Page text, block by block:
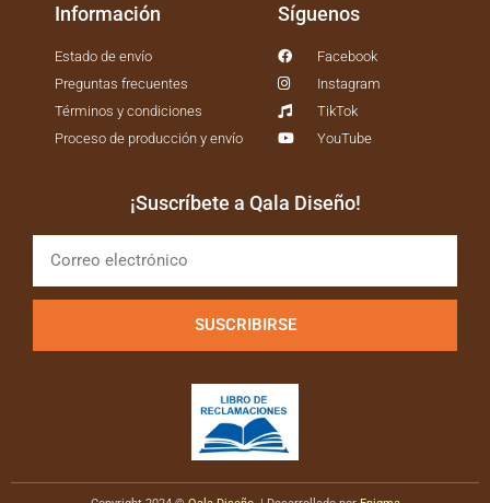
Información
Estado de envío
Preguntas frecuentes
Términos y condiciones
Proceso de producción y envío
Síguenos
Facebook
Instagram
TikTok
YouTube
¡Suscríbete a Qala Diseño!
SUSCRIBIRSE